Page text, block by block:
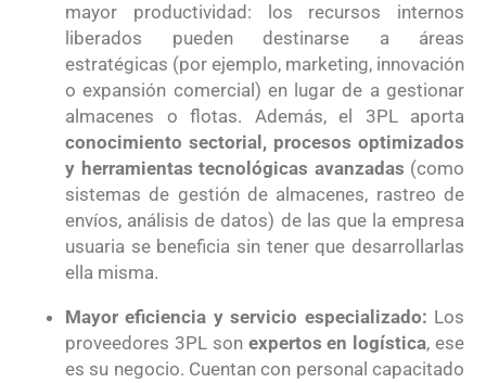
mayor productividad: los recursos internos
liberados pueden destinarse a áreas
estratégicas (por ejemplo, marketing, innovación
o expansión comercial) en lugar de a gestionar
almacenes o flotas. Además, el 3PL aporta
conocimiento sectorial, procesos optimizados
y herramientas tecnológicas avanzadas (como
sistemas de gestión de almacenes, rastreo de
envíos, análisis de datos) de las que la empresa
usuaria se beneficia sin tener que desarrollarlas
ella misma.
Mayor eficiencia y servicio especializado: Los
proveedores 3PL son expertos en logística, ese
es su negocio. Cuentan con personal capacitado